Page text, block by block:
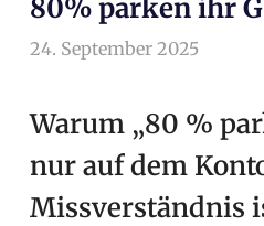
80% parken ihr
24. September 2025
Warum „80 %
nur auf dem
Missverständnis